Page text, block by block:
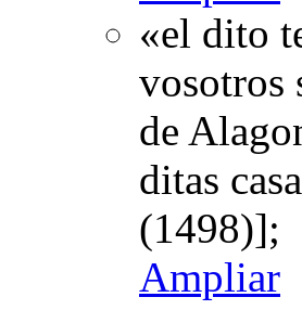
«el dito
vosotros
de
ditas
(1498)];
Ampliar